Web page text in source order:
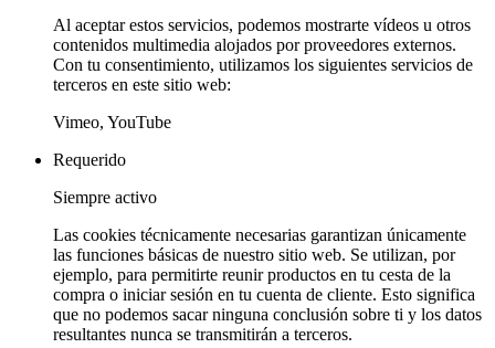
Al aceptar estos servicios, podemos mostrarte vídeos u otros
contenidos multimedia alojados por proveedores externos.
Con tu consentimiento, utilizamos los siguientes servicios de
terceros en este sitio web:
Vimeo, YouTube
Requerido
Siempre activo
Las cookies técnicamente necesarias garantizan únicamente
las funciones básicas de nuestro sitio web. Se utilizan, por
ejemplo, para permitirte reunir productos en tu cesta de la
compra o iniciar sesión en tu cuenta de cliente. Esto significa
que no podemos sacar ninguna conclusión sobre ti y los datos
resultantes nunca se transmitirán a terceros.